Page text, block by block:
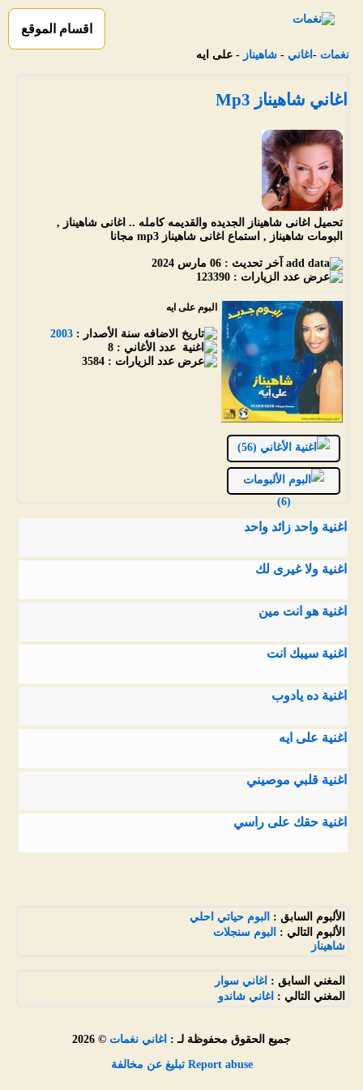
اقسام الموقع
نغمات - اغاني - شاهيناز - على ايه
اغاني شاهيناز Mp3
تحميل اغانى شاهيناز الجديده والقديمه كامله .. اغانى شاهيناز ,
البومات شاهيناز , استماع اغانى شاهيناز mp3 مجانا
آخر تحديث : 06 مارس 2024
عدد الزيارات : 123390
البوم على ايه
سنة الأصدار : 2003
عدد الأغاني : 8
عدد الزيارات : 3584
الأغاني (56)
الألبومات
(6)
اغنية واحد زائد واحد
اغنية ولا غيرى لك
اغنية هو انت مين
اغنية سيبك انت
اغنية ده يادوب
اغنية على ايه
اغنية قلبي موصيني
اغنية حقك على راسي
الألبوم السابق : البوم حياتي احلي
الألبوم التالي : البوم سنجلات
شاهيناز
المغني السابق : اغاني سوار
المغني التالي : اغاني شاندو
جميع الحقوق محفوظة لـ : اغاني نغمات © 2026
Report abuse تبليغ عن مخالفة